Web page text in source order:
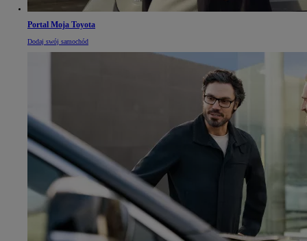
Portal Moja Toyota
Dodaj swój samochód